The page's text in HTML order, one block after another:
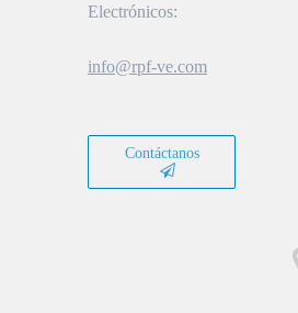
Electrónicos:
info@rpf-ve.com
Contáctanos